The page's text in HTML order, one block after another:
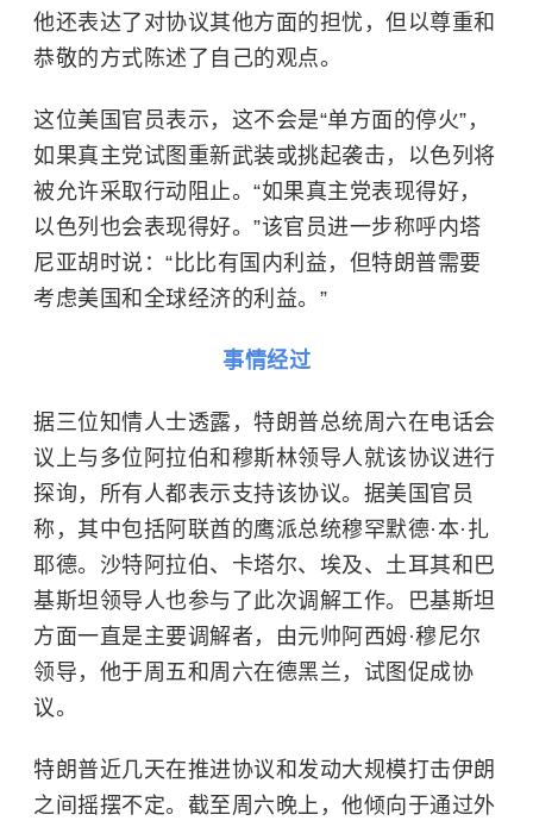
他还表达了对协议其他方面的担忧，但以尊重和
恭敬的方式陈述了自己的观点。
这位美国官员表示，这不会是“单方面的停火”，
如果真主党试图重新武装或挑起袭击，以色列将
被允许采取行动阻止。“如果真主党表现得好，
以色列也会表现得好。”该官员进一步称呼内塔
尼亚胡时说：“比比有国内利益，但特朗普需要
考虑美国和全球经济的利益。”
事情经过
据三位知情人士透露，特朗普总统周六在电话会
议上与多位阿拉伯和穆斯林领导人就该协议进行
探询，所有人都表示支持该协议。据美国官员
称，其中包括阿联酋的鹰派总统穆罕默德·本·扎
耶德。 沙特阿拉伯、卡塔尔、埃及、土耳其和巴
基斯坦领导人也参与了此次调解工作。
巴基斯坦
方面一直是主要调解者，由元帅阿西姆·穆尼尔
领导，他于周五和周六在德黑兰，试图促成协
议。
特朗普近几天在推进协议和发动大规模打击伊朗
之间摇摆不定。截至周六晚上，他倾向于通过外